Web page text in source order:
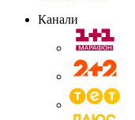
Канали